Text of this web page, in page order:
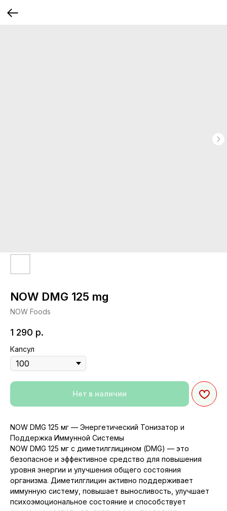
NOW DMG 125 mg
NOW Foods
1 290 р.
Капсул
Нет в наличии
NOW DMG 125 мг — Энергетический Тонизатор и
Поддержка Иммунной Системы
NOW DMG 125 мг с диметилглицином (DMG) — это
безопасное и эффективное средство для повышения
уровня энергии и улучшения общего состояния
организма. Диметилглицин активно поддерживает
иммунную систему, повышает выносливость, улучшает
психоэмоциональное состояние и способствует